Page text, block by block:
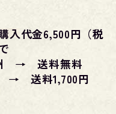
入代金6,500円（税
→ 送料無料
料1,700円